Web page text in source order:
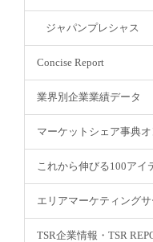
ジャパンプレシャス
Concise Report
業界別企業業績データ
マーケットシェア事典
これから伸びる100アイ
エリアマーケティングサ
TSR企業情報・TSR